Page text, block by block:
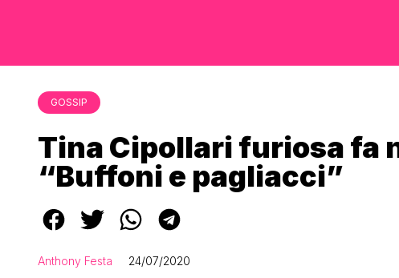
GOSSIP
Tina Cipollari furiosa fa
“Buffoni e pagliacci”
Anthony Festa 24/07/2020